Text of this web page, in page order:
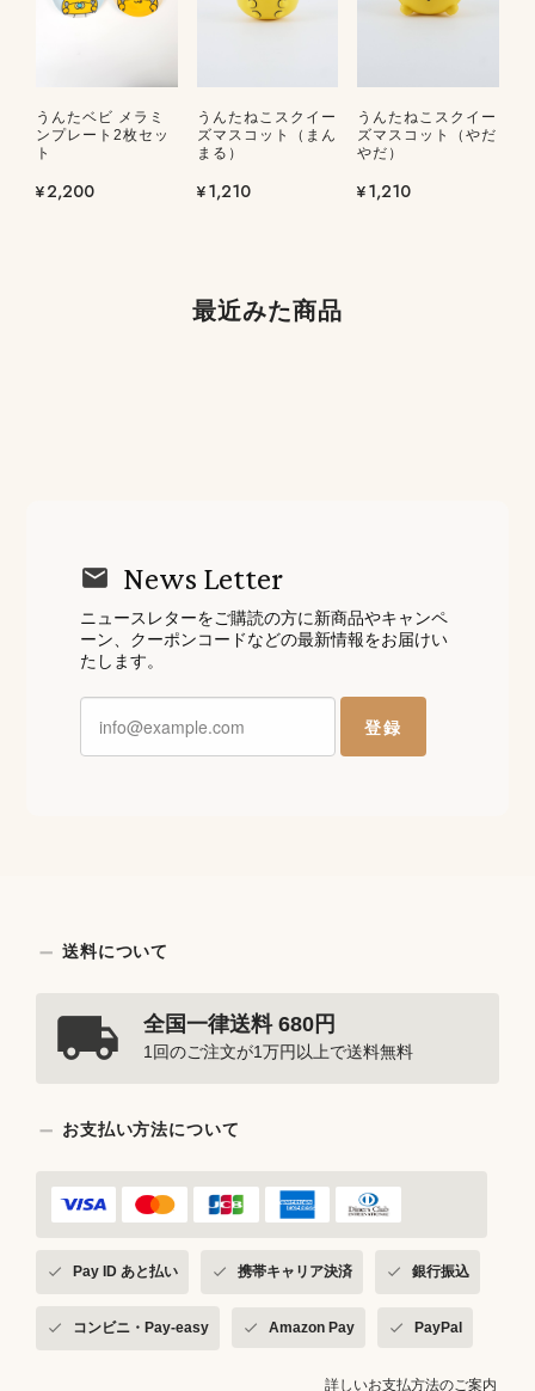
うんたベビ メラミ
ンプレート2枚セッ
ト
¥2,200
うんたねこスクイー
ズマスコット（まん
まる）
¥1,210
うんたねこスクイー
ズマスコット（やだ
やだ）
¥1,210
最近みた商品
News Letter
ニュースレターをご購読の方に新商品やキャンペ
ーン、クーポンコードなどの最新情報をお届けい
たします。
登録
送料について
全国一律送料 680円
1回のご注文が1万円以上で送料無料
お支払い方法について
Pay ID あと払い 携帯キャリア決済 銀行振込
コンビニ・Pay-easy Amazon Pay PayPal
詳しいお支払方法のご案内